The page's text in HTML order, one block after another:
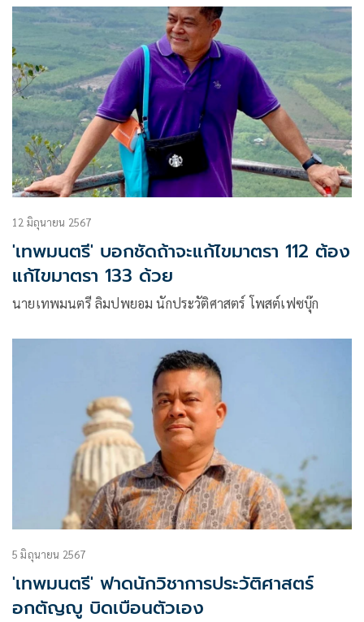
12 มิถุนายน 2567
'เทพมนตรี' บอกชัดถ้าจะแก้ไขมาตรา 112 ต้อง
แก้ไขมาตรา 133 ด้วย
นายเทพมนตรี ลิมปพยอม นักประวัติศาสตร์ โพสต์เฟซบุ๊ก
5 มิถุนายน 2567
'เทพมนตรี' ฟาดนักวิชาการประวัติศาสตร์
อกตัญญู บิดเบือนตัวเอง